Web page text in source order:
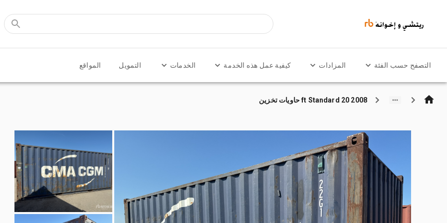
التصفح حسب الفئة المزادات كيفية عمل هذه الخدمة الخدمات التمويل المواقع
2008 20 ft Standard حاويات تخزين